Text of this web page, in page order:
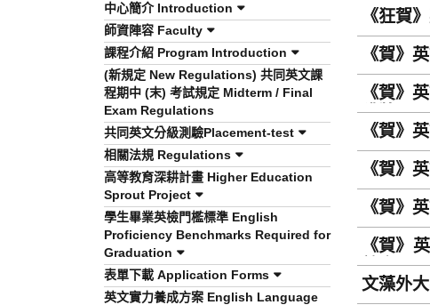
中心簡介 Introduction
師資陣容 Faculty
課程介紹 Program Introduction
(新規定 New Regulations) 共同英文課
程期中 (末) 考試規定 Midterm / Final
Exam Regulations
共同英文分級測驗Placement-test
相關法規 Regulations
高等教育深耕計畫 Higher Education
Sprout Project
學生畢業英檢門檻標準 English
Proficiency Benchmarks Required for
Graduation
表單下載 Application Forms
英文實力養成方案 English Language
《狂賀
《賀》
《賀》
獲獎
《賀》
《賀》
《賀》
《賀》
競賽」
文藻外